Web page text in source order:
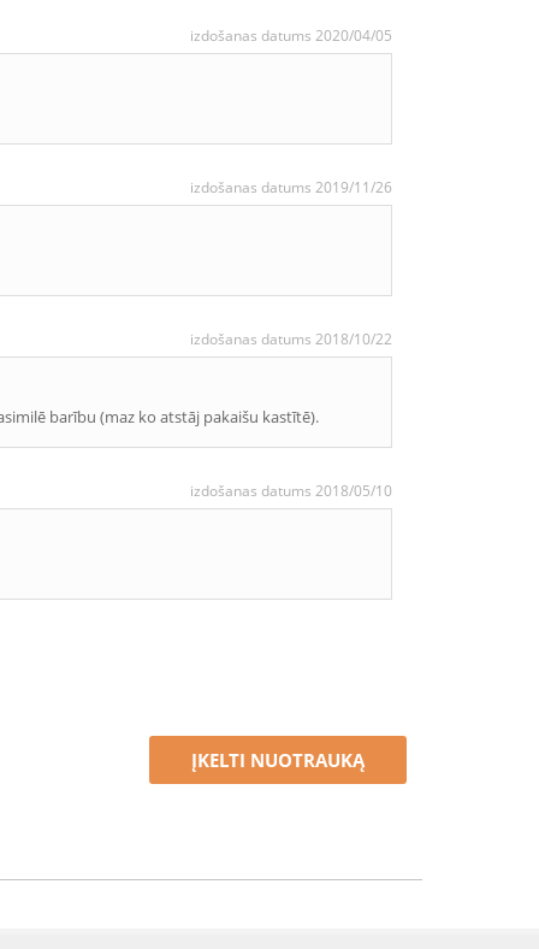
izdošanas datums 2020/04/05
izdošanas datums 2019/11/26
izdošanas datums 2018/10/22
barību (maz ko atstāj pakaišu kastītē).
izdošanas datums 2018/05/10
ĮKELTI NUOTRAUKĄ